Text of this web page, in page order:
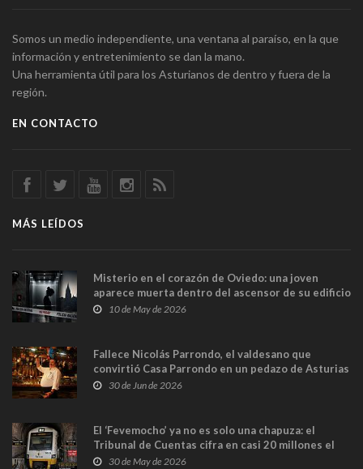
Somos un medio independiente, una ventana al paraíso, en la que
información y entretenimiento se dan la mano.
Una herramienta útil para los Asturianos de dentro y fuera de la
región.
EN CONTACTO
MÁS LEÍDOS
Misterio en el corazón de Oviedo: una joven
aparece muerta dentro del ascensor de su edificio
y las cámaras captan sus últimos minutos
10 de May de 2026
Fallece Nicolás Parrondo, el valdesano que
convirtió Casa Parrondo en un pedazo de Asturias
en Madrid
30 de Jun de 2026
El ‘Fevemocho’ ya no es solo una chapuza: el
Tribunal de Cuentas cifra en casi 20 millones el
sobrecoste de los trenes que no cabían por los
30 de May de 2026